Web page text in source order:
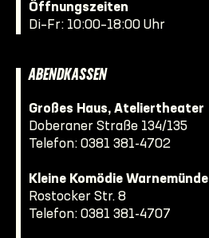
Öffnungszeiten
Di–Fr: 10:00–18:00 Uhr
ABENDKASSEN
Großes Haus, Ateliertheater
Doberaner Straße 134/135
Telefon: 0381 381-4702
Kleine Komödie Warnemünde
Rostocker Str. 8
Telefon: 0381 381-4707